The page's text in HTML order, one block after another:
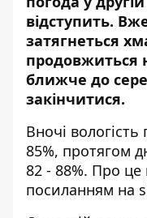
відступить.
затягнеться
продовжиться
ближче до
закінчитися.
Вночі
85%, протягом
82 - 88%. Про це
посиланням на